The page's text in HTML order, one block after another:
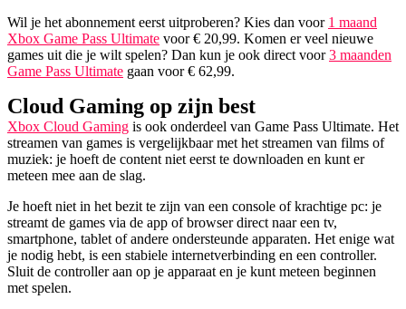
Wil je het abonnement eerst uitproberen? Kies dan voor 1 maand
Xbox Game Pass Ultimate voor € 20,99. Komen er veel nieuwe
games uit die je wilt spelen? Dan kun je ook direct voor3 maanden
Game Pass Ultimate gaan voor € 62,99.
Cloud Gaming op zijn best
Xbox Cloud Gaming is ook onderdeel van Game Pass Ultimate. Het
streamen van games is vergelijkbaar met het streamen van films of
muziek: je hoeft de content niet eerst te downloaden en kunt er
meteen mee aan de slag.
Je hoeft niet in het bezit te zijn van een console of krachtige pc: je
streamt de games via de app of browser direct naar een tv,
smartphone, tablet of andere ondersteunde apparaten. Het enige wat
je nodig hebt, is een stabiele internetverbinding en een controller.
Sluit de controller aan op je apparaat en je kunt meteen beginnen
met spelen.